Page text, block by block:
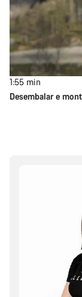
1:55 min
Desembalar e